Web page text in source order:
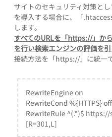
サイトのセキュリティ対策とし
を導入する場合に、「
します。
すべてのURLを「https://」か
を行い検索エンジンの評価を
接続方法を「https://」に統一
RewriteEngine on
RewriteCond %{HTTPS} off
RewriteRule ^(.*)$
[R=301,L]